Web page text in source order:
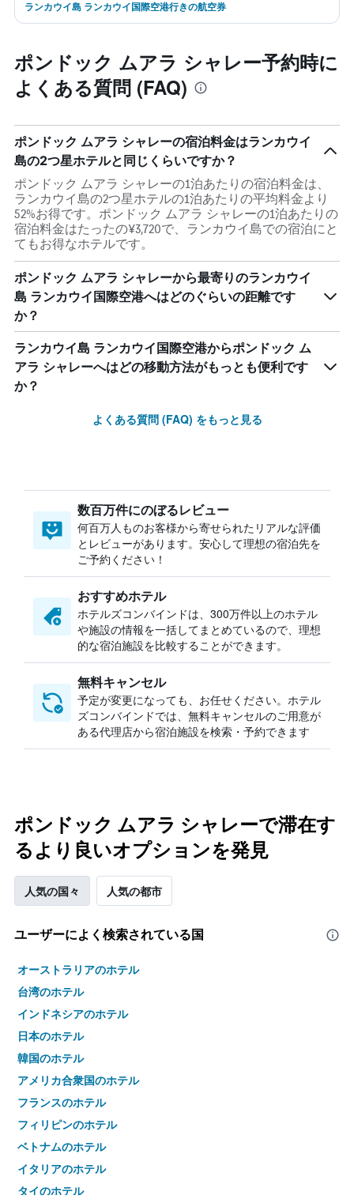
ランカウイ島 ランカウイ国際空港行きの航空券
ポンドック ムアラ シャレー予約時に
よくある質問 (FAQ)
ポンドック ムアラ シャレーの宿泊料金はランカウイ
島の2つ星ホテルと同じくらいですか？
ポンドック ムアラ シャレーの1泊あたりの宿泊料金は、
ランカウイ島の2つ星ホテルの1泊あたりの平均料金より
52%お得です。ポンドック ムアラ シャレーの1泊あたりの
宿泊料金はたったの¥3,720で、ランカウイ島での宿泊にと
てもお得なホテルです。
ポンドック ムアラ シャレーから最寄りのランカウイ
島 ランカウイ国際空港へはどのぐらいの距離です
か？
ランカウイ島 ランカウイ国際空港からポンドック ム
アラ シャレーへはどの移動方法がもっとも便利です
か？
よくある質問 (FAQ) をもっと見る
数百万件にのぼるレビュー
何百万人ものお客様から寄せられたリアルな評価
とレビューがあります。安心して理想の宿泊先を
ご予約ください！
おすすめホテル
ホテルズコンバインドは、300万件以上のホテル
や施設の情報を一括してまとめているので、理想
的な宿泊施設を比較することができます。
無料キャンセル
予定が変更になっても、お任せください。ホテル
ズコンバインドでは、無料キャンセルのご用意が
ある代理店から宿泊施設を検索・予約できます
ポンドック ムアラ シャレーで滞在す
るより良いオプションを発見
人気の国々 人気の都市
ユーザーによく検索されている国
オーストラリアのホテル
台湾のホテル
インドネシアのホテル
日本のホテル
韓国のホテル
アメリカ合衆国のホテル
フランスのホテル
フィリピンのホテル
ベトナムのホテル
イタリアのホテル
タイのホテル